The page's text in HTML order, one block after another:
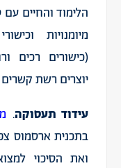
הלימוד והחיים
מיומנויות
(כישורים רכים
יוצרים רשת
עידוד תעסוקה.
בתכנית ארסמוס
ואת הסיכוי